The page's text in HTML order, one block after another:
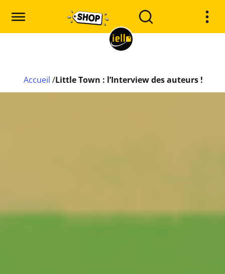
Accueil /Little Town : l’Interview des auteurs !